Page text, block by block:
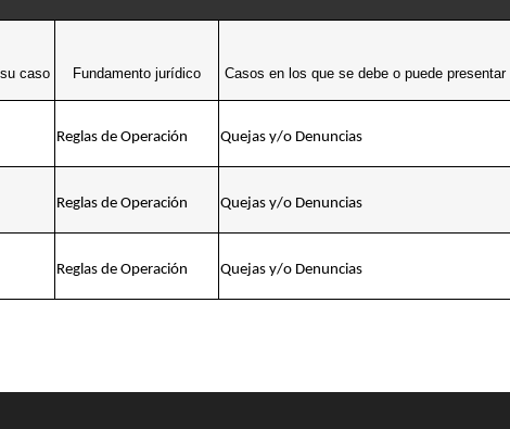
caso Fundamento jurídico Casos en los que se debe o puede presentar
Reglas de Operación Quejas y/o Denuncias
Reglas de Operación Quejas y/o Denuncias
Reglas de Operación Quejas y/o Denuncias